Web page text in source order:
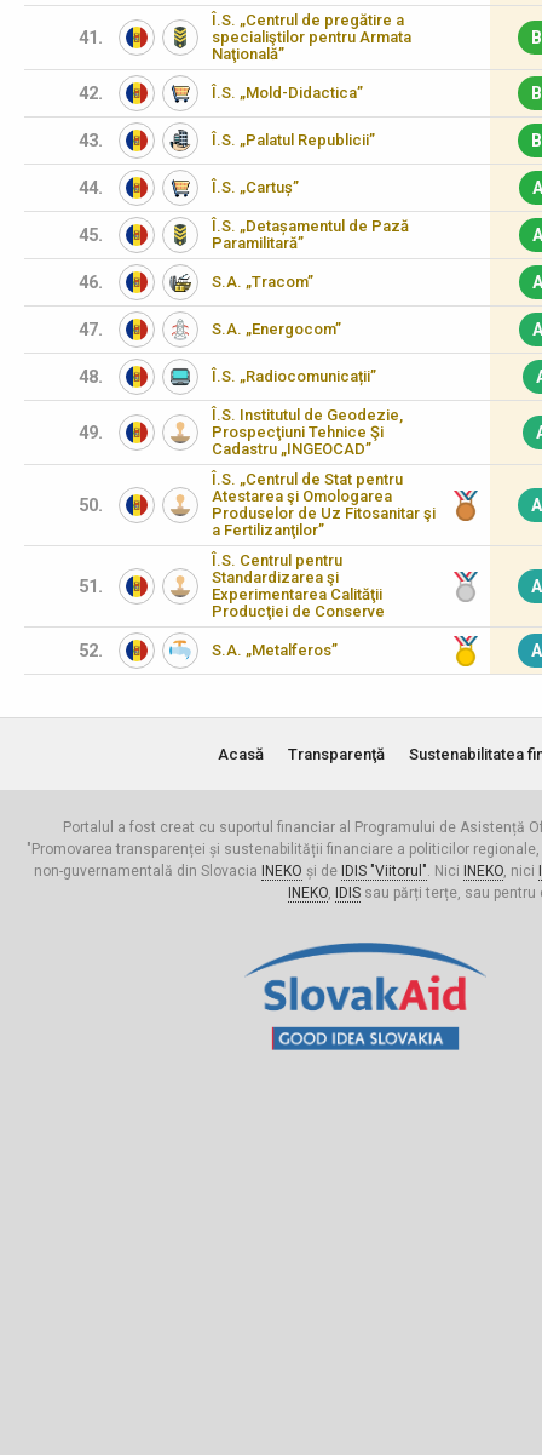
41.
Î.S. „Centrul de pregătire a
specialiştilor pentru Armata
Naţională”
42. Î.S. „Mold-Didactica”
43. Î.S. „Palatul Republicii”
44. Î.S. „Cartuș”
45.
Î.S. „Detașamentul de Pază
Paramilitară”
46. S.A. „Tracom”
47. S.A. „Energocom”
48. Î.S. „Radiocomunicații”
49.
Î.S. Institutul de Geodezie,
Prospecţiuni Tehnice Şi
Cadastru „INGEOCAD”
50.
Î.S. „Centrul de Stat pentru
Atestarea şi Omologarea
Produselor de Uz Fitosanitar şi
a Fertilizanţilor”
51.
Î.S. Centrul pentru
Standardizarea şi
Experimentarea Calităţii
Producţiei de Conserve
52. S.A. „Metalferos”
Acasă Transparenţă Sustenabilitatea
Portalul a fost creat cu suportul financiar al Programului de Asistență
"Promovarea transparenței și sustenabilității financiare a politicilor
non-guvernamentală din Slovacia
INEKO și de IDIS "Viitorul". Nici INEKO, nici
INEKO, IDISsau părți terțe, sau pentru